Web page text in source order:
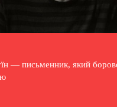
— письменник, який